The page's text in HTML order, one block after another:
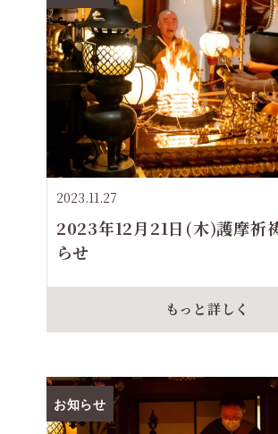
2023.11.27
2023年12月21日(木)護摩祈
らせ
もっと詳しく
お知らせ